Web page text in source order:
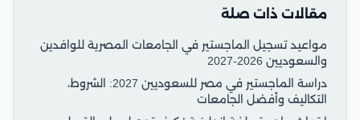
مقالات ذات صلة
مواعيد تسجيل الماجستير في الجامعات المصرية للوافدين
والسعوديين 2026-2027
دراسة الماجستير في مصر للسعوديين 2027: الشروط،
التكاليف وأفضل الجامعات